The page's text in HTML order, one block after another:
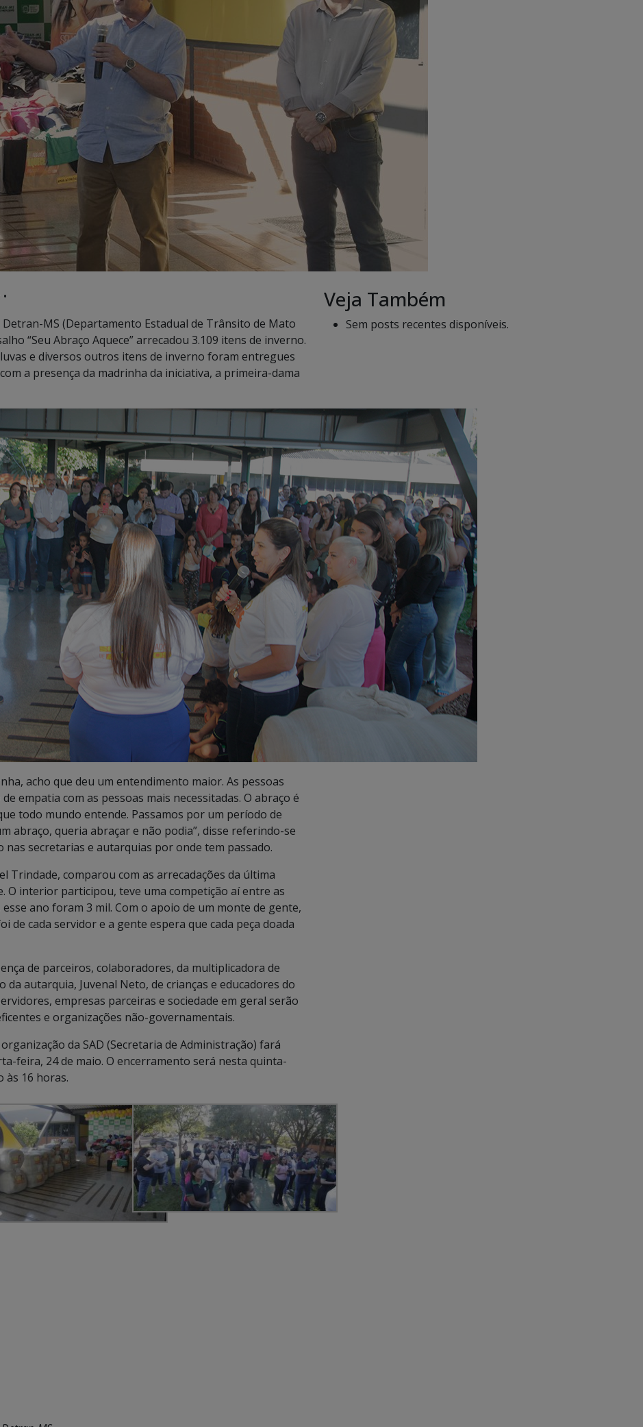
MS (Departamento Estadual de Trânsito de Mato
“Seu Abraço Aquece” arrecadou 3.109 itens de inverno.
e diversos outros itens de inverno foram entregues
a presença da madrinha da iniciativa, a primeira-dama
acho que deu um entendimento maior. As pessoas
empatia com as pessoas mais necessitadas. O abraço é
todo mundo entende. Passamos por um período de
abraço, queria abraçar e não podia”, disse referindo-se
nas secretarias e autarquias por onde tem passado.
Trindade, comparou com as arrecadações da última
O interior participou, teve uma competição aí entre as
ano foram 3 mil. Com o apoio de um monte de gente,
de cada servidor e a gente espera que cada peça doada
de parceiros, colaboradores, da multiplicadora de
autarquia, Juvenal Neto, de crianças e educadores do
empresas parceiras e sociedade em geral serão
e organizações não-governamentais.
da SAD (Secretaria de Administração) fará
feira, 24 de maio. O encerramento será nesta quinta-
às 16 horas.
Veja Também
Sem posts recentes disponíveis.